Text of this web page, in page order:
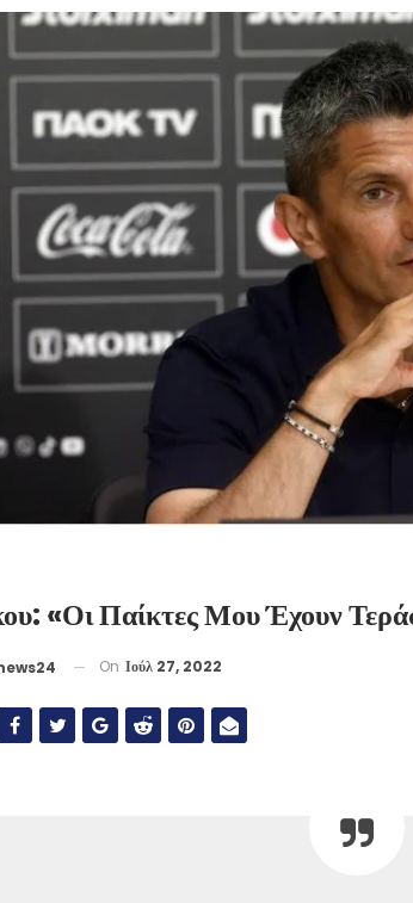
«Οι Παίκτες Μου Έχουν
On Ιούλ 27, 2022